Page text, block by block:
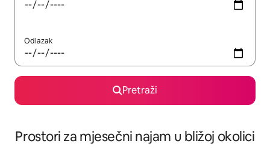
Odlazak
Pretraži
Prostori za mjesečni najam u bližoj okolici